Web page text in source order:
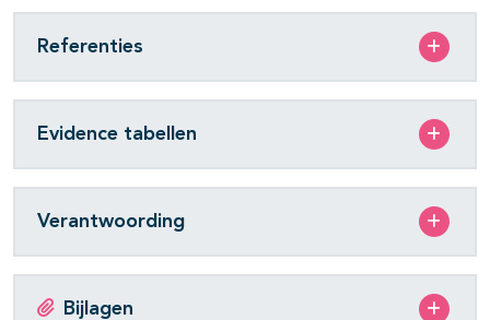
Referenties
Evidence tabellen
Verantwoording
Bijlagen